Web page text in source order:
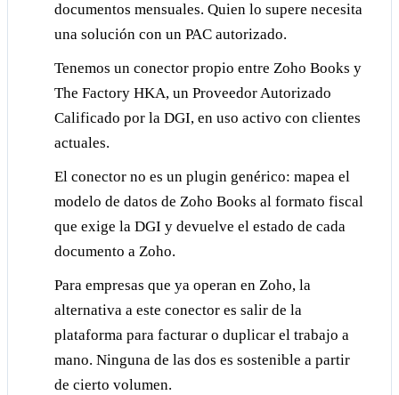
documentos mensuales. Quien lo supere necesita
una solución con un PAC autorizado.
Tenemos un conector propio entre Zoho Books y
The Factory HKA, un Proveedor Autorizado
Calificado por la DGI, en uso activo con clientes
actuales.
El conector no es un plugin genérico: mapea el
modelo de datos de Zoho Books al formato fiscal
que exige la DGI y devuelve el estado de cada
documento a Zoho.
Para empresas que ya operan en Zoho, la
alternativa a este conector es salir de la
plataforma para facturar o duplicar el trabajo a
mano. Ninguna de las dos es sostenible a partir
de cierto volumen.